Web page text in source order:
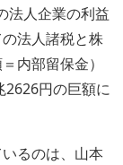
法人企業の利益
法人諸税と株
内部留保金）
2626円の巨額に
るのは、山本